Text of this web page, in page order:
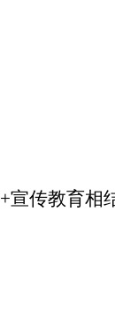
+宣传教育相